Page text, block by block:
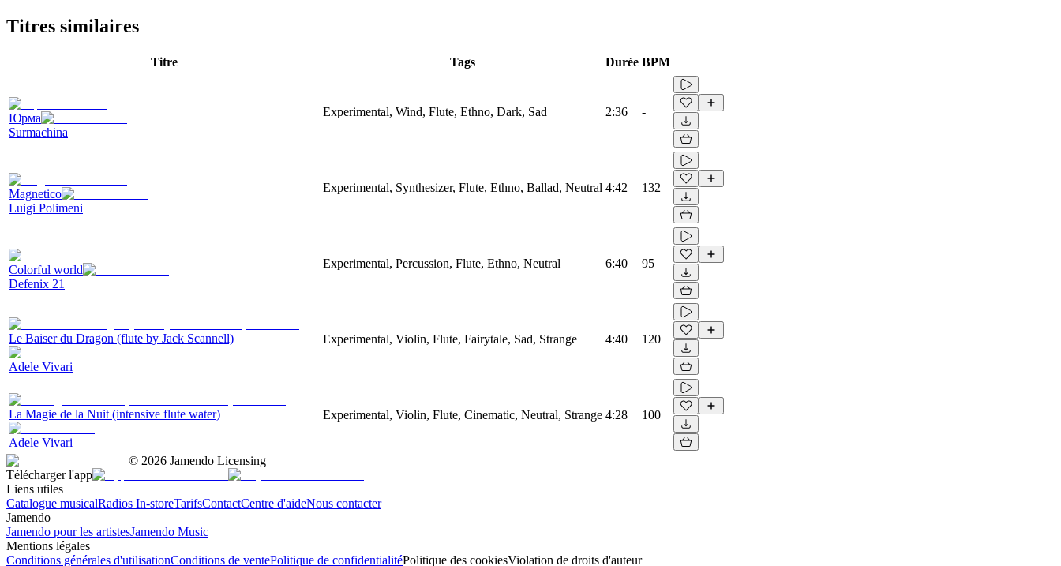
Titres similaires
Titre Tags Durée BPM
Юрма
Surmachina
Experimental, Wind, Flute, Ethno, Dark, Sad 2:36 -
Magnetico
Luigi Polimeni
Experimental, Synthesizer, Flute, Ethno, Ballad, Neutral 4:42 132
Colorful world
Defenix 21
Experimental, Percussion, Flute, Ethno, Neutral 6:40 95
Le Baiser du Dragon (flute by Jack Scannell)
Adele Vivari
Experimental, Violin, Flute, Fairytale, Sad, Strange 4:40 120
La Magie de la Nuit (intensive flute water)
Adele Vivari
Experimental, Violin, Flute, Cinematic, Neutral, Strange 4:28 100
© 2026 Jamendo Licensing
Télécharger l'app
Liens utiles
Catalogue musicalRadios In-storeTarifsContactCentre d'aideNous contacter
Jamendo
Jamendo pour les artistesJamendo Music
Mentions légales
Conditions générales d'utilisationConditions de ventePolitique de confidentialitéPolitique des cookiesViolation de droits d'auteur